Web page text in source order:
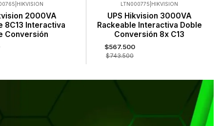
HIKVISION
2000VA
8C13 Interactiva
Conversión
-24%
OFF
Nuevo
LTN000775 HIKVISION
UPS Hikvision 3000VA
Rackeable Interactiva Doble
Conversión 8x C13
$567.500
$743.500